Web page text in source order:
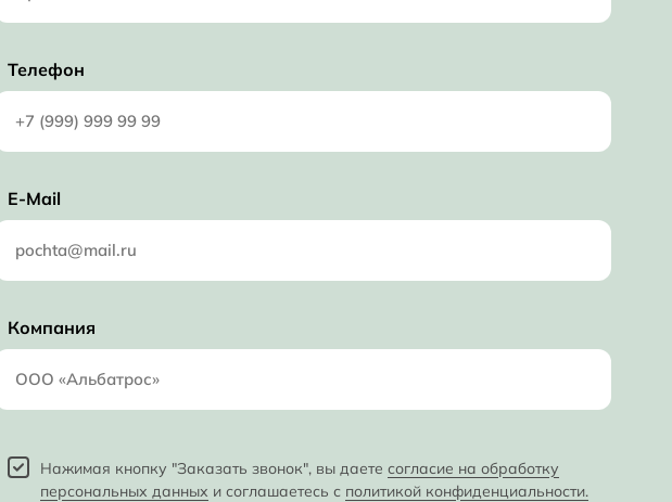
Телефон
E-Mail
Компания
Нажимая кнопку "Заказать звонок", вы даете согласие на обработку
персональных данных и соглашаетесь с политикой конфиденциальности.